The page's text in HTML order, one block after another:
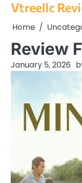
Skip
content
Vtreellc
Home
Review
January 5, 2026